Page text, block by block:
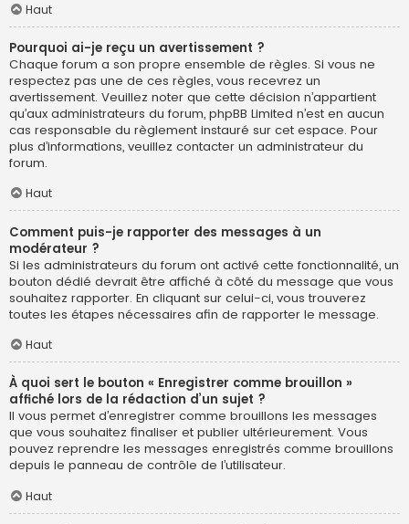
Haut
Pourquoi ai-je reçu un avertissement ?
Chaque forum a son propre ensemble de règles. Si vous ne
respectez pas une de ces règles, vous recevrez un
avertissement. Veuillez noter que cette décision n’appartient
qu’aux administrateurs du forum, phpBB Limited n’est en aucun
cas responsable du règlement instauré sur cet espace. Pour
plus d’informations, veuillez contacter un administrateur du
forum.
Haut
Comment puis-je rapporter des messages à un
modérateur ?
Si les administrateurs du forum ont activé cette fonctionnalité, un
bouton dédié devrait être affiché à côté du message que vous
souhaitez rapporter. En cliquant sur celui-ci, vous trouverez
toutes les étapes nécessaires afin de rapporter le message.
Haut
À quoi sert le bouton « Enregistrer comme brouillon »
affiché lors de la rédaction d’un sujet ?
Il vous permet d’enregistrer comme brouillons les messages
que vous souhaitez finaliser et publier ultérieurement. Vous
pouvez reprendre les messages enregistrés comme brouillons
depuis le panneau de contrôle de l’utilisateur.
Haut